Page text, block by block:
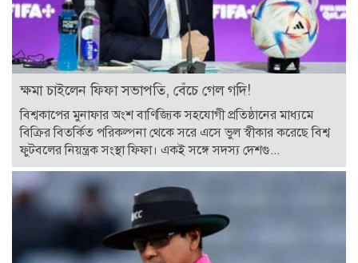
ক্ষমা চাইলেন ফিফা সভাপতি, বেঁচে গেল গদি!
বিশ্বকাপের মুনাফার অংশ বাণিজ্যিক সহযোগী প্রতিষ্ঠানের মাধ্যমে
বিক্রির বিতর্কিত পরিকল্পনা থেকে সরে এসে ভুল স্বীকার করেছে বিশ্ব
ফুটবলের নিয়ন্ত্রক সংস্থা ফিফা। একই সঙ্গে সদস্য দেশগু...